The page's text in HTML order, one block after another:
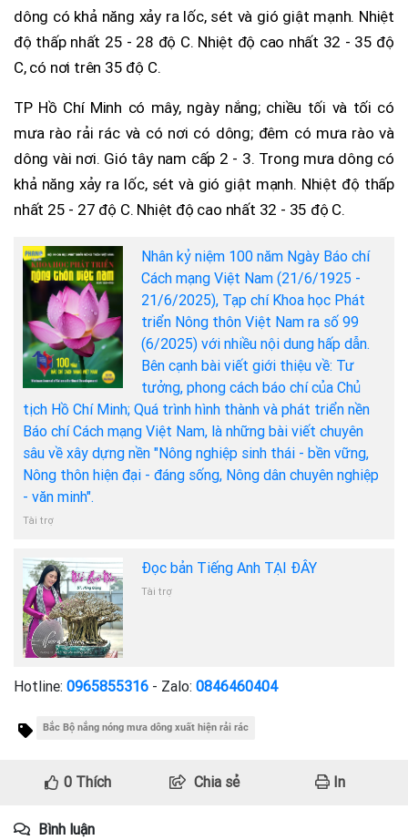
dông có khả năng xảy ra lốc, sét và gió giật mạnh. Nhiệt
độ thấp nhất 25 - 28 độ C. Nhiệt độ cao nhất 32 - 35 độ
C, có nơi trên 35 độ C.
TP Hồ Chí Minh có mây, ngày nắng; chiều tối và tối có
mưa rào rải rác và có nơi có dông; đêm có mưa rào và
dông vài nơi. Gió tây nam cấp 2 - 3. Trong mưa dông có
khả năng xảy ra lốc, sét và gió giật mạnh. Nhiệt độ thấp
nhất 25 - 27 độ C. Nhiệt độ cao nhất 32 - 35 độ C.
Nhân kỷ niệm 100 năm Ngày Báo chí
Cách mạng Việt Nam (21/6/1925 -
21/6/2025), Tạp chí Khoa học Phát
triển Nông thôn Việt Nam ra số 99
(6/2025) với nhiều nội dung hấp dẫn.
Bên cạnh bài viết giới thiệu về: Tư
tưởng, phong cách báo chí của Chủ
tịch Hồ Chí Minh; Quá trình hình thành và phát triển nền
Báo chí Cách mạng Việt Nam, là những bài viết chuyên
sâu về xây dựng nền "Nông nghiệp sinh thái - bền vững,
Nông thôn hiện đại - đáng sống, Nông dân chuyên nghiệp
- văn minh".
Tài trợ
Đọc bản Tiếng Anh TẠI ĐÂY
Tài trợ
Hotline: 0965855316 - Zalo: 0846460404
Bắc Bộ nắng nóng mưa dông xuất hiện rải rác
0Thích Chia sẻ In
Bình luận